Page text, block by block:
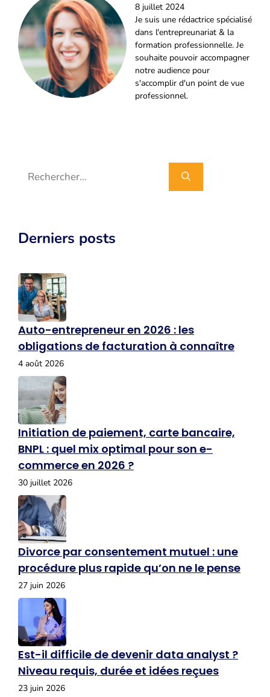
8 juillet 2024
Je suis une rédactrice spécialisé
dans l'entrepreunariat & la
formation professionnelle. Je
souhaite pouvoir accompagner
notre audience pour
s'accomplir d'un point de vue
professionnel.
Rechercher :
Derniers posts
Auto-entrepreneur en 2026 : les
obligations de facturation à connaître
4 août 2026
Initiation de paiement, carte bancaire,
BNPL : quel mix optimal pour son e-
commerce en 2026 ?
30 juillet 2026
Divorce par consentement mutuel : une
procédure plus rapide qu’on ne le pense
27 juin 2026
Est-il difficile de devenir data analyst ?
Niveau requis, durée et idées reçues
23 juin 2026